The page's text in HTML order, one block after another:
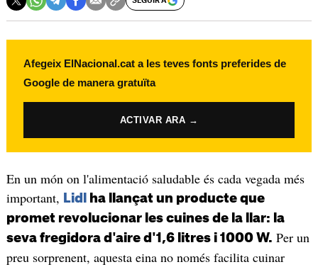
Afegeix ElNacional.cat a les teves fonts preferides de
Google de manera gratuïta
ACTIVAR ARA →
En un món on l'alimentació saludable és cada vegada més
important, Lidl
ha llançat un producte que
promet revolucionar les cuines de la llar: la
seva fregidora d'aire d'1,6 litres i 1000 W. Per un
preu sorprenent, aquesta eina no només facilita cuinar